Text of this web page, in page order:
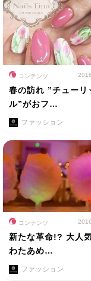
コンテンツ
春の訪れ ”チューリ
ル”がおフ…
ファッション
コンテンツ
新たな革命!? 大人
わたあめ…
ファッション